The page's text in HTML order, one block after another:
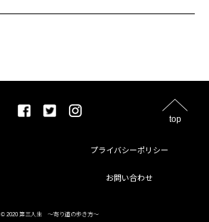
top
プライバシーポリシー
お問い合わせ
© 2020 第三人生 〜寄り道の歩き方〜